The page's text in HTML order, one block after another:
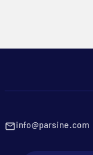
info@parsine.com